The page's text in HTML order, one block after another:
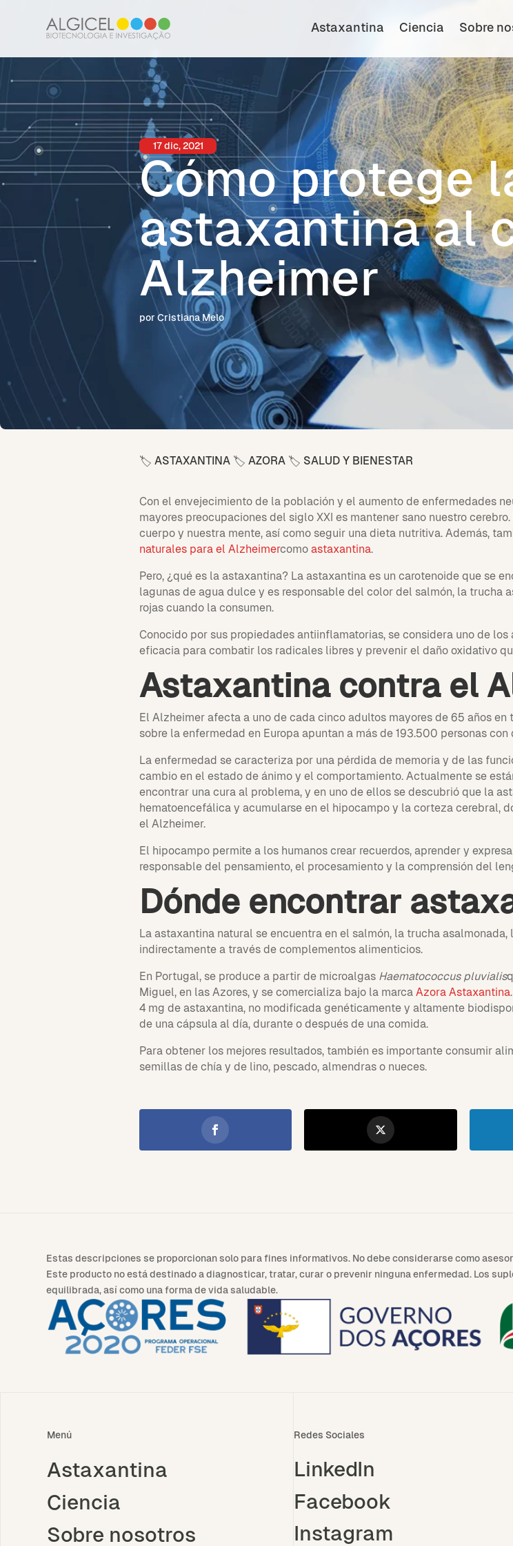
Astaxantina Ciencia
Sobre
17 dic, 2021
Cómo protege
astaxantina al
Alzheimer
por Cristiana Melo
🏷️ ASTAXANTINA🏷️ AZORA🏷️ SALUD Y BIENESTAR
Con el envejecimiento de la población y el aumento de enfermedades
mayores preocupaciones del siglo XXI es mantener sano nuestro
cuerpo y nuestra mente, así como seguir una dieta nutritiva. Además,
naturales para el Alzheimercomo astaxantina.
Pero, ¿qué es la astaxantina? La astaxantina es un carotenoide que se
lagunas de agua dulce y es responsable del color del salmón, la trucha
rojas cuando la consumen.
Conocido por sus propiedades antiinflamatorias, se considera uno de
eficacia para combatir los radicales libres y prevenir el daño oxidativo
Astaxantina contra el
El Alzheimer afecta a uno de cada cinco adultos mayores de 65 años en
sobre la enfermedad en Europa apuntan a más de 193.500 personas
La enfermedad se caracteriza por una pérdida de memoria y de las
cambio en el estado de ánimo y el comportamiento. Actualmente se
encontrar una cura al problema, y en uno de ellos se descubrió que la
hematoencefálica y acumularse en el hipocampo y la corteza cerebral,
el Alzheimer.
El hipocampo permite a los humanos crear recuerdos, aprender y
responsable del pensamiento, el procesamiento y la comprensión del
Dónde encontrar
La astaxantina natural se encuentra en el salmón, la trucha
indirectamente a través de complementos alimenticios.
En Portugal, se produce a partir de microalgas Haematococcus pluvialis
Miguel, en las Azores, y se comercializa bajo la marca Azora Astaxantina
4 mg de astaxantina, no modificada genéticamente y altamente
de una cápsula al día, durante o después de una comida.
Para obtener los mejores resultados, también es importante consumir
semillas de chía y de lino, pescado, almendras o nueces.
Estas descripciones se proporcionan solo para fines informativos. No debe considerarse como
Este producto no está destinado a diagnosticar, tratar, curar o prevenir ninguna enfermedad. Los
equilibrada, así como una forma de vida saludable.
Menú
Astaxantina
Ciencia
Sobre nosotros
Redes Sociales
LinkedIn
Facebook
Instagram